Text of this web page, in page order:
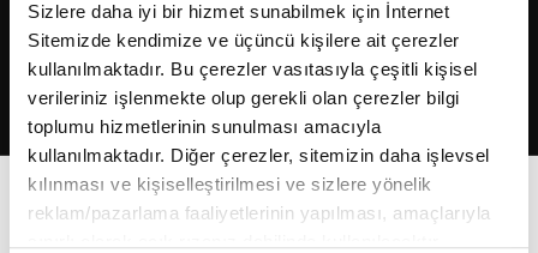
Sizlere daha iyi bir hizmet sunabilmek için İnternet
Sitemizde kendimize ve üçüncü kişilere ait çerezler
kullanılmaktadır. Bu çerezler vasıtasıyla çeşitli kişisel
verileriniz işlenmekte olup gerekli olan çerezler bilgi
toplumu hizmetlerinin sunulması amacıyla
kullanılmaktadır. Diğer çerezler, sitemizin daha işlevsel
kılınması ve kişiselleştirilmesi ve sizlere yönelik
reklam/pazarlama faaliyetlerinin yapılması, amaçlarıyla
2026Fikriyat. Tüm hakları saklıdır.